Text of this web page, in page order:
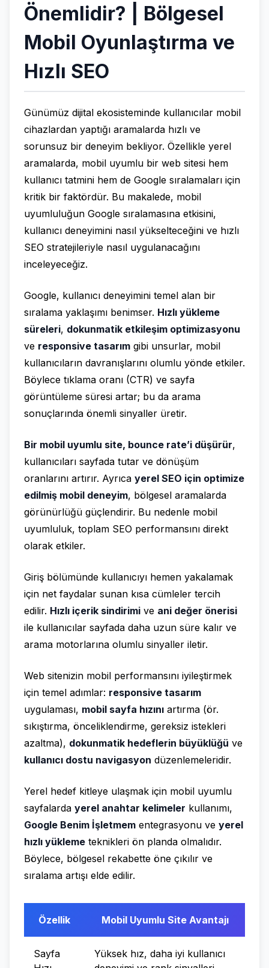
Önemlidir? | Bölgesel
Mobil Oyunlaştırma ve
Hızlı SEO
Günümüz dijital ekosisteminde kullanıcılar mobil
cihazlardan yaptığı aramalarda hızlı ve
sorunsuz bir deneyim bekliyor. Özellikle yerel
aramalarda, mobil uyumlu bir web sitesi hem
kullanıcı tatmini hem de Google sıralamaları için
kritik bir faktördür. Bu makalede, mobil
uyumluluğun Google sıralamasına etkisini,
kullanıcı deneyimini nasıl yükselteceğini ve hızlı
SEO stratejileriyle nasıl uygulanacağını
inceleyeceğiz.
Google, kullanıcı deneyimini temel alan bir
sıralama yaklaşımı benimser. Hızlı yükleme
süreleri, dokunmatik etkileşim optimizasyonu
ve responsive tasarım gibi unsurlar, mobil
kullanıcıların davranışlarını olumlu yönde etkiler.
Böylece tıklama oranı (CTR) ve sayfa
görüntüleme süresi artar; bu da arama
sonuçlarında önemli sinyaller üretir.
Bir mobil uyumlu site, bounce rate’i düşürür,
kullanıcıları sayfada tutar ve dönüşüm
oranlarını artırır. Ayrıca yerel SEO için optimize
edilmiş mobil deneyim, bölgesel aramalarda
görünürlüğü güçlendirir. Bu nedenle mobil
uyumluluk, toplam SEO performansını direkt
olarak etkiler.
Giriş bölümünde kullanıcıyı hemen yakalamak
için net faydalar sunan kısa cümleler tercih
edilir. Hızlı içerik sindirimi ve ani değer önerisi
ile kullanıcılar sayfada daha uzun süre kalır ve
arama motorlarına olumlu sinyaller iletir.
Web sitenizin mobil performansını iyileştirmek
için temel adımlar: responsive tasarım
uygulaması, mobil sayfa hızını artırma (ör.
sıkıştırma, önceliklendirme, gereksiz istekleri
azaltma), dokunmatik hedeflerin büyüklüğü ve
kullanıcı dostu navigasyon düzenlemeleridir.
Yerel hedef kitleye ulaşmak için mobil uyumlu
sayfalarda yerel anahtar kelimeler kullanımı,
Google Benim İşletmem entegrasyonu ve yerel
hızlı yükleme teknikleri ön planda olmalıdır.
Böylece, bölgesel rekabette öne çıkılır ve
sıralama artışı elde edilir.
Özellik Mobil Uyumlu Site Avantajı
Sayfa
Yüksek hız, daha iyi kullanıcı